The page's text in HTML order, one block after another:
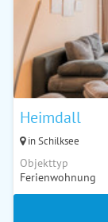
Heimdall
in Schilksee
Objekttyp
Ferienwohnung